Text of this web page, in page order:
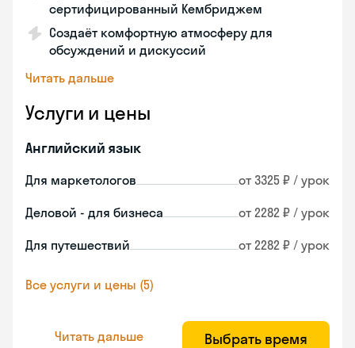
сертифицированный Кембриджем
Создаёт комфортную атмосферу для
обсуждений и дискуссий
Читать дальше
Услуги и цены
Английский язык
Для маркетологов от 3325 ₽ / урок
Деловой - для бизнеса от 2282 ₽ / урок
Для путешествий от 2282 ₽ / урок
Все услуги и цены (5)
Читать дальше Выбрать время